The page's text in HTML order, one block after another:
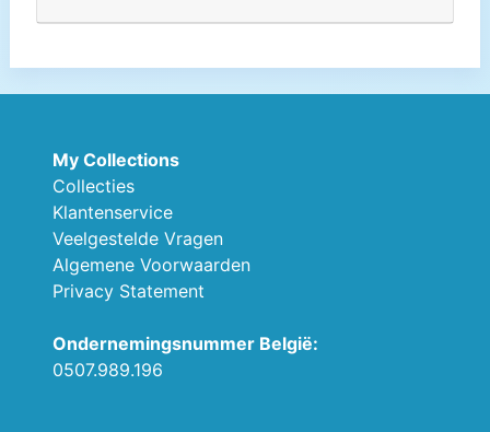
My Collections
Collecties
Klantenservice
Veelgestelde Vragen
Algemene Voorwaarden
Privacy Statement
Ondernemingsnummer België:
0507.989.196